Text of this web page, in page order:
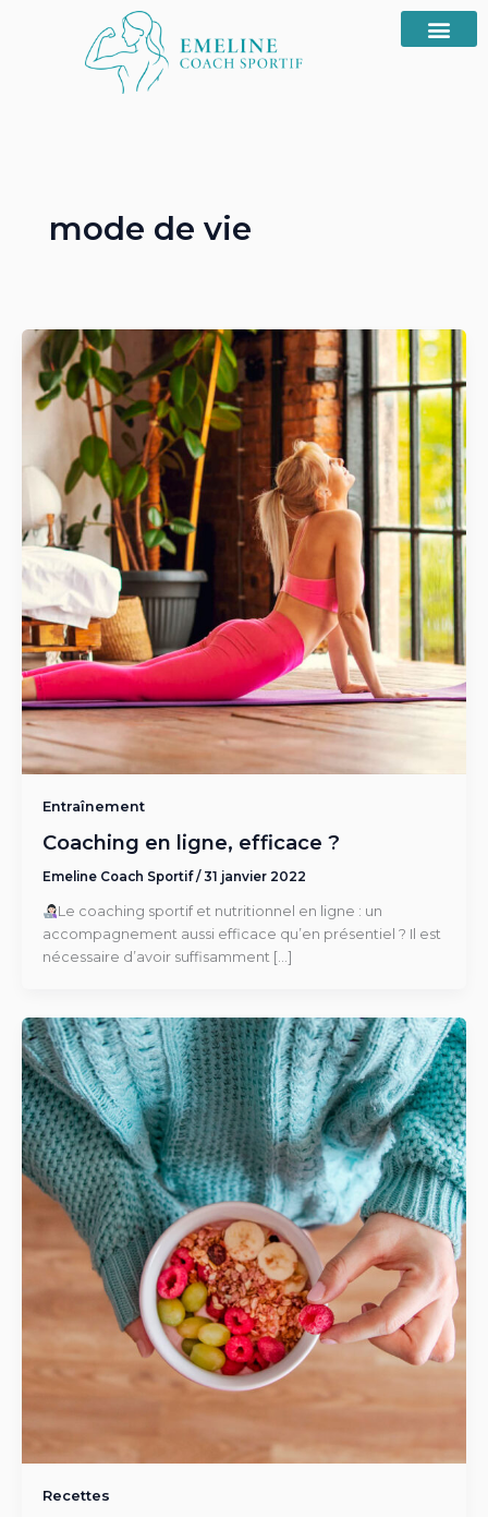
mode de vie
Entraînement
Coaching en ligne, efficace ?
Emeline Coach Sportif/ 31 janvier 2022
Le coaching sportif et nutritionnel en ligne : un
accompagnement aussi efficace qu’en présentiel ? Il est
nécessaire d’avoir suffisamment […]
Recettes